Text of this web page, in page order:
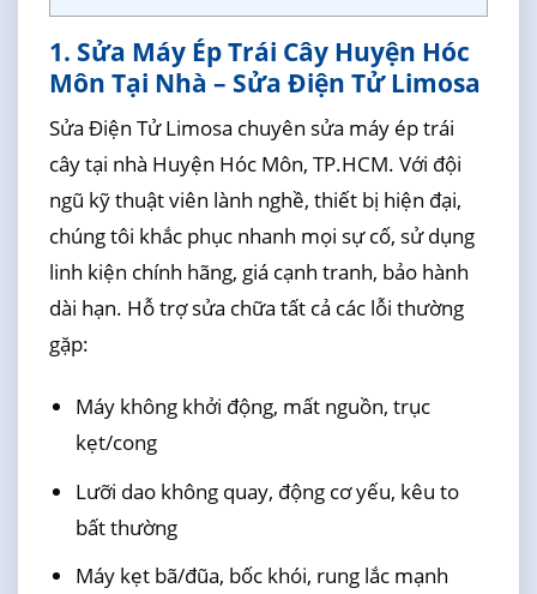
1. Sửa Máy Ép Trái Cây Huyện Hóc
Môn Tại Nhà – Sửa Điện Tử Limosa
Sửa Điện Tử Limosa chuyên sửa máy ép trái
cây tại nhà Huyện Hóc Môn, TP.HCM. Với đội
ngũ kỹ thuật viên lành nghề, thiết bị hiện đại,
chúng tôi khắc phục nhanh mọi sự cố, sử dụng
linh kiện chính hãng, giá cạnh tranh, bảo hành
dài hạn. Hỗ trợ sửa chữa tất cả các lỗi thường
gặp:
Máy không khởi động, mất nguồn, trục
kẹt/cong
Lưỡi dao không quay, động cơ yếu, kêu to
bất thường
Máy kẹt bã/đũa, bốc khói, rung lắc mạnh